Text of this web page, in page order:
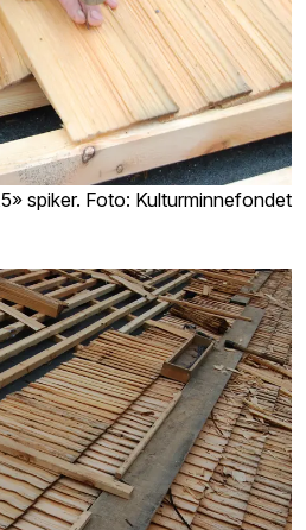
spiker. Foto: Kulturminnefondet